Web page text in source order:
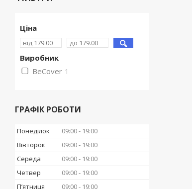
Ціна
Виробник
BeCover 1
ГРАФІК РОБОТИ
Понеділок 09:00
19:00
Вівторок
09:00
19:00
Середа
09:00
19:00
Четвер
09:00
19:00
Пʼятниця
09:00 19:00